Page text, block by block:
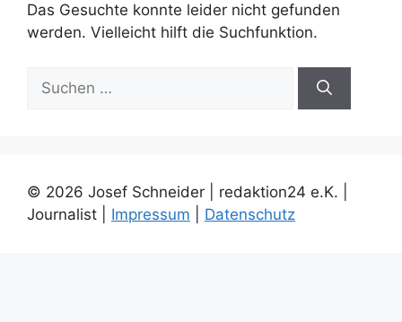
Das Gesuchte konnte leider nicht gefunden
werden. Vielleicht hilft die Suchfunktion.
nach:
© 2026 Josef Schneider | redaktion24 e.K. |
Journalist | Impressum Datenschutz